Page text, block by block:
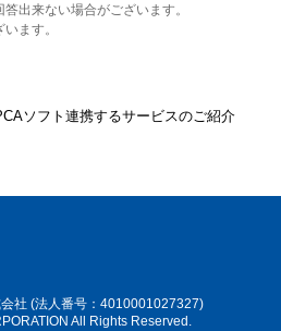
出来ない場合がございます。
ます。
ソフト連携するサービスのご紹介
社 (法人番号：4010001027327)
All Rights Reserved.